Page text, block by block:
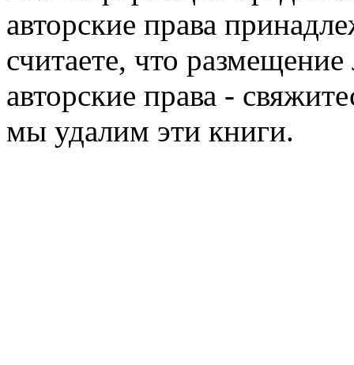
авторские права
считаете, что
авторские права -
мы удалим эти книги.